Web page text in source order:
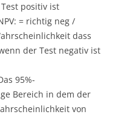
positiv ist
= richtig neg /
dass
der Test negativ ist
95%-
Bereich in dem der
von